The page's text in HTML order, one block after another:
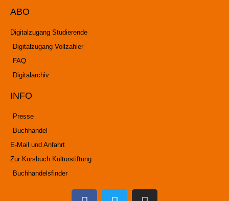
ABO
Digitalzugang Studierende
Digitalzugang Vollzahler
FAQ
Digitalarchiv
INFO
Presse
Buchhandel
E-Mail und Anfahrt
Zur Kursbuch Kulturstiftung
Buchhandelsfinder